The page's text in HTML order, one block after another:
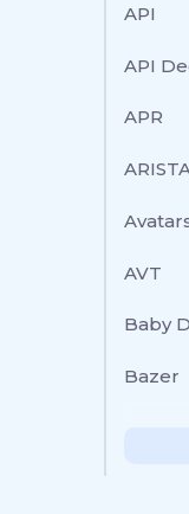
API
API
APR
AVT
Baby
Bazer